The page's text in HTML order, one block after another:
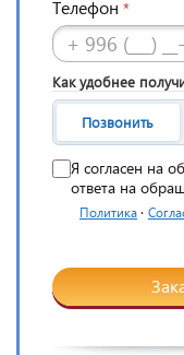
Телефон *
Как удобнее
Позвонить
Я согласен на
ответа на
Политика ·